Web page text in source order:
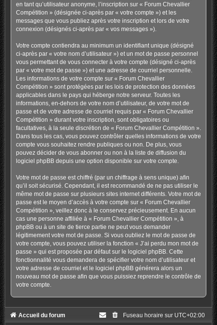
en tant qu’utilisateur anonyme, l’inscription sur « Forum Chevallier
Compétition » (désignée ci-après par « votre compte ») et les
messages que vous publiez après votre inscription et lors de votre
connexion (désignés ci-après par « vos messages »).
Votre compte contiendra au minimum un identifiant unique (désigné
ci-après par « votre nom d’utilisateur ») et un mot de passe personnel
vous permettant de vous connecter à votre compte (désigné ci-après
par « votre mot de passe ») et une adresse de courriel personnelle.
Les informations de votre compte sur « Forum Chevallier
Compétition » sont protégées par les lois de protection des données
applicables dans le pays qui héberge notre serveur. Toutes les
informations, en-dehors de votre nom d’utilisateur, de votre mot de
passe et de votre adresse de courriel requis par « Forum Chevallier
Compétition » durant votre inscription, sont obligatoires ou
facultatives, à la seule discrétion de « Forum Chevallier Compétition ».
Dans tous les cas, vous pouvez contrôler quelles informations de votre
compte vous souhaitez rendre publiques ou non. De plus, vous
pouvez décider de vous abonner ou non à la liste de diffusion du
logiciel phpBB depuis une option disponible sur votre compte.
Votre mot de passe est chiffré (par un chiffrage à sens unique) afin
qu’il soit sécurisé. Cependant, il est recommandé de ne pas utiliser le
même mot de passe sur plusieurs sites internet différents. Votre mot de
passe est le moyen d’accès à votre compte sur « Forum Chevallier
Compétition », veillez donc à le conservez précieusement. En aucun
cas une personne affiliée à « Forum Chevallier Compétition », à
phpBB ou à un site de tierce partie ne peut vous demander
légitimement votre mot de passe. Si vous oubliez le mot de passe de
votre compte, vous pouvez utiliser la fonction « J’ai perdu mon mot de
passe » qui est proposée par défaut sur le logiciel phpBB. Cette
fonctionnalité vous demandera de spécifier votre nom d’utilisateur et
votre adresse de courriel et le logiciel phpBB générera alors un
nouveau mot de passe afin que vous puissiez reprendre le contrôle de
votre compte.
Accueil du forum Fuseau horaire sur UTC+02:00